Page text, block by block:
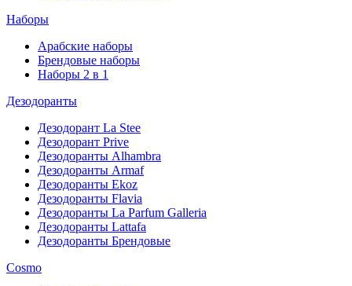
Наборы
Арабские наборы
Брендовые наборы
Наборы 2 в 1
Дезодоранты
Дезодорант La Stee
Дезодорант Prive
Дезодоранты Alhambra
Дезодоранты Armaf
Дезодоранты Ekoz
Дезодоранты Flavia
Дезодоранты La Parfum Galleria
Дезодоранты Lattafa
Дезодоранты Брендовые
Cosmo